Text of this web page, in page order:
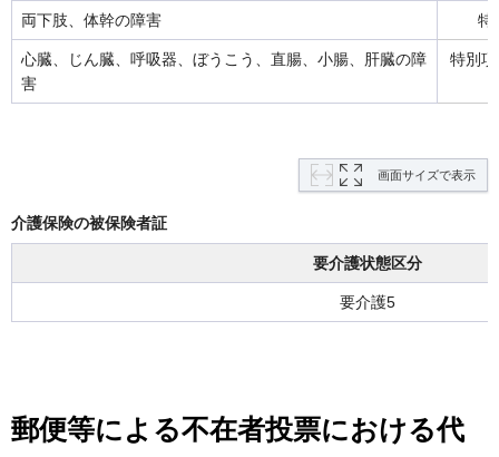
両下肢、体幹の障害 特
心臓、じん臓、呼吸器、ぼうこう、直腸、小腸、肝臓の障
害
特別
画面サイズで表示
介護保険の被保険者証
要介護状態区分
要介護5
郵便等による不在者投票における代